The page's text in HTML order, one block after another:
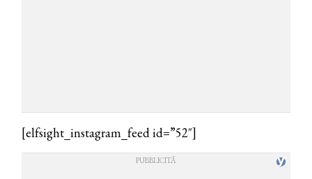
[elfsight_instagram_feed id=”52″]